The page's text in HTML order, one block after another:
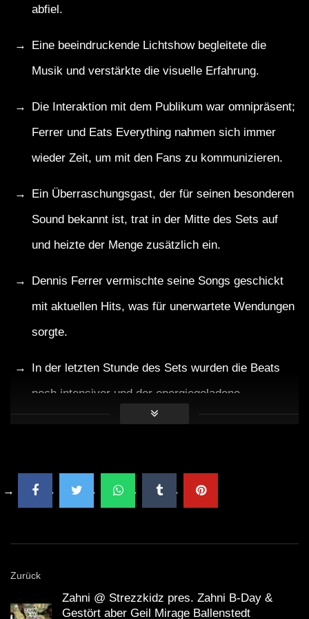
abfiel.
Eine beeindruckende Lichtshow begleitete die
Musik und verstärkte die visuelle Erfahrung.
Die Interaktion mit dem Publikum war omnipräsent;
Ferrer und Eats Everything nahmen sich immer
wieder Zeit, um mit den Fans zu kommunizieren.
Ein Überraschungsgast, der für seinen besonderen
Sound bekannt ist, trat in der Mitte des Sets auf
und heizte der Menge zusätzlich ein.
Dennis Ferrer vermischte seine Songs geschickt
mit aktuellen Hits, was für unerwartete Wendungen
sorgte.
In der letzten Stunde des Sets wurden die Beats
noch intensiver und der energiegeladene
Höhepunkt der Nacht erreicht.
dem das Publikum nahezu ekstatisch war.
Zurück
Zahni @ Strezzkidz pres. Zahni B-Day &
Gestört aber Geil Mirage Ballenstedt